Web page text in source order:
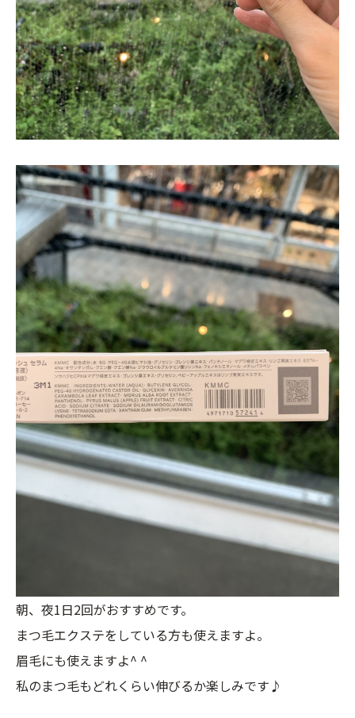
朝、夜1日2回がおすすめです。
まつ毛エクステをしている方も使えますよ。
眉毛にも使えますよ^ ^
私のまつ毛もどれくらい伸びるか楽しみです♪